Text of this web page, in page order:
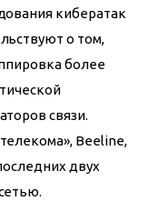
кибератак
о том,
более
связи.
Beeline,
двух